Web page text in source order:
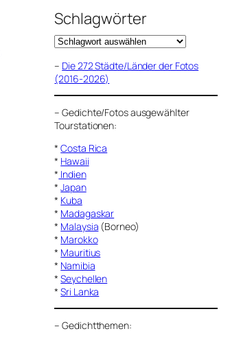
Schlagwörter
– Die 272 Städte/Länder der Fotos
(2016-2026)
–Gedichte/Fotos ausgewählter
Tourstationen:
*Costa Rica
* Hawaii
* Indien
*Japan
* Kuba
* Madagaskar
* Malaysia (Borneo)
* Marokko
* Mauritius
* Namibia
*Seychellen
*Sri Lanka
–Gedichtthemen: